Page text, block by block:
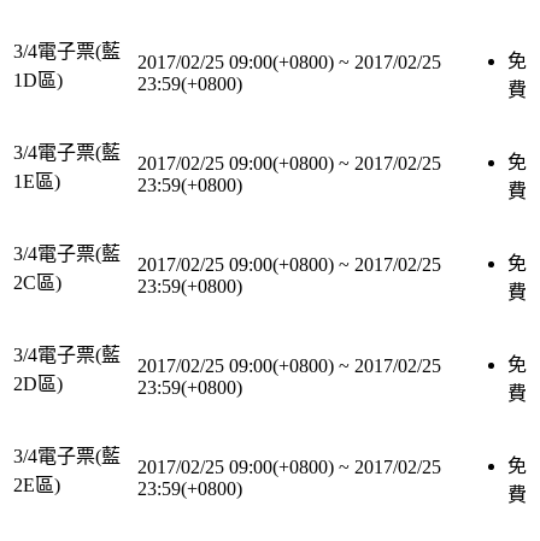
3/4電子票(藍
1D區)
2017/02/25 09:00(+0800) ~ 2017/02/25
23:59(+0800)
免
費
3/4電子票(藍
1E區)
2017/02/25 09:00(+0800) ~ 2017/02/25
23:59(+0800)
免
費
3/4電子票(藍
2C區)
2017/02/25 09:00(+0800) ~ 2017/02/25
23:59(+0800)
免
費
3/4電子票(藍
2D區)
2017/02/25 09:00(+0800) ~ 2017/02/25
23:59(+0800)
免
費
3/4電子票(藍
2E區)
2017/02/25 09:00(+0800) ~ 2017/02/25
23:59(+0800)
免
費